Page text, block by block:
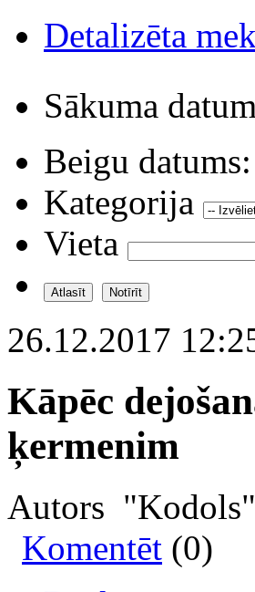
Detalizēta
Sākuma
Beigu datums:
Kategorija
Vieta
26.12.2017
Kāpēc
ķermenim
Autors "Kodols"
Komentēt (0)